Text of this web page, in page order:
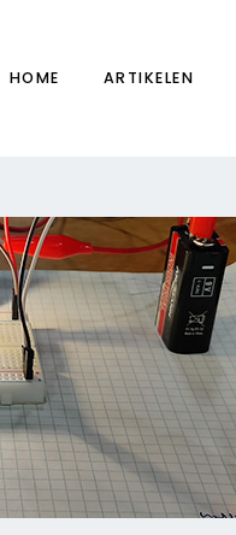
HOME ARTIKELEN